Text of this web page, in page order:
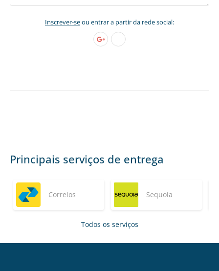
Inscrever-seou entrar a partir da rede social:
Principais serviços de entrega
Correios Sequoia
Todos os serviços